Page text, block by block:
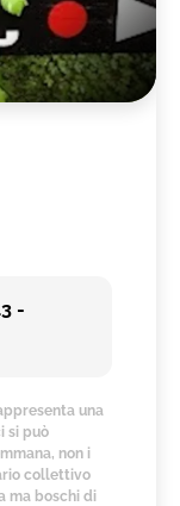
-
una
si può
non i
collettivo
ma boschi di